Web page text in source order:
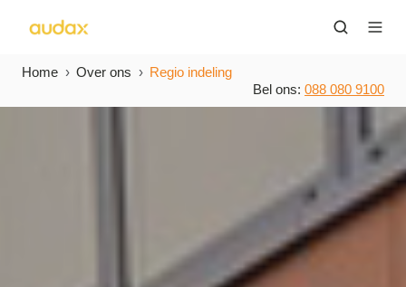
Home Over ons
Regio indeling
Bel ons: 088 080 9100